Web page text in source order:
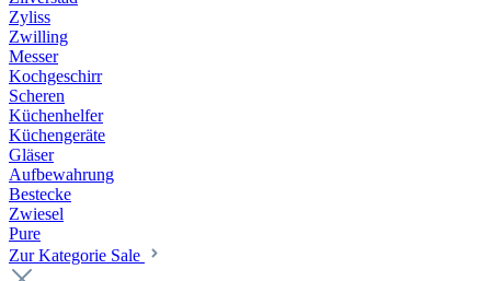
Zyliss
Zwilling
Messer
Kochgeschirr
Scheren
Küchenhelfer
Küchengeräte
Gläser
Aufbewahrung
Bestecke
Zwiesel
Pure
Zur Kategorie Sale